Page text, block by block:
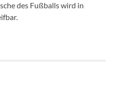
des Fußballs wird in